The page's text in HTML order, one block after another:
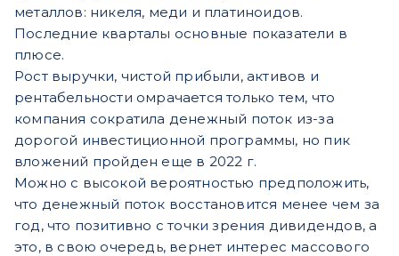
металлов: никеля, меди и платиноидов.
Последние кварталы основные показатели в
плюсе.
Рост выручки, чистой прибыли, активов и
рентабельности омрачается только тем, что
компания сократила денежный поток из-за
дорогой инвестиционной программы, но пик
вложений пройден еще в 2022 г.
Можно с высокой вероятностью предположить,
что денежный поток восстановится менее чем за
год, что позитивно с точки зрения дивидендов, а
это, в свою очередь, вернет интерес массового